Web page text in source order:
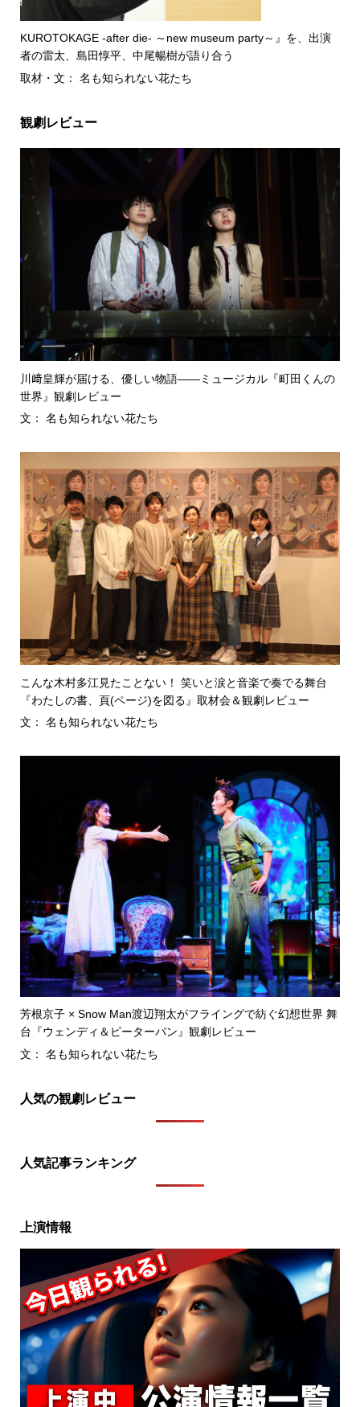
KUROTOKAGE -after die- ～new museum party～』を、出演
者の雷太、島田惇平、中尾暢樹が語り合う
取材・文： 名も知られない花たち
観劇レビュー
川﨑皇輝が届ける、優しい物語――ミュージカル『町田くんの
世界』観劇レビュー
文： 名も知られない花たち
こんな木村多江見たことない！ 笑いと涙と音楽で奏でる舞台
『わたしの書、頁(ページ)を図る』取材会＆観劇レビュー
文： 名も知られない花たち
芳根京子 × Snow Man渡辺翔太がフライングで紡ぐ幻想世界 舞
台『ウェンディ＆ピーターパン』観劇レビュー
文： 名も知られない花たち
人気の観劇レビュー
人気記事ランキング
上演情報